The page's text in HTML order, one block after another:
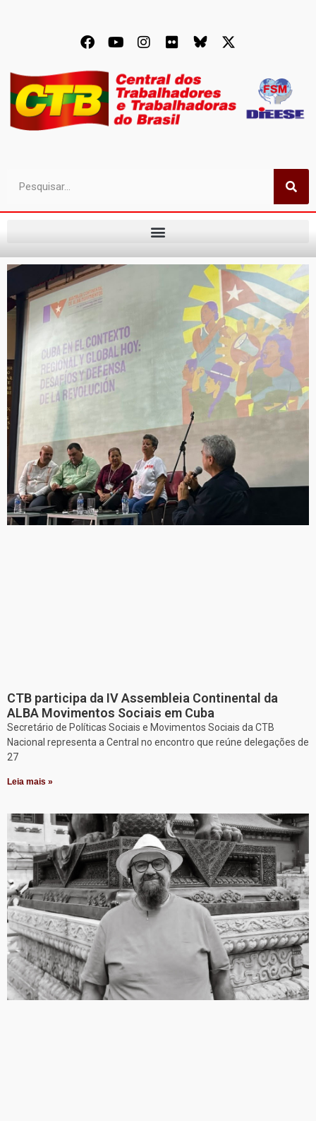
CTB participa da IV Assembleia Continental da
ALBA Movimentos Sociais em Cuba
Secretário de Políticas Sociais e Movimentos Sociais da CTB
Nacional representa a Central no encontro que reúne delegações de
27
Leia mais »